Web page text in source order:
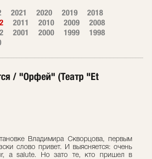
2021 2020 2019
2018
2011 2010 2009
2008
2001 2000 1999
1998
/ "Орфей" (Театр "Et
Владимира Скворцова, первым
слово привет. И выясняется: очень
а salute. Но зато те, кто пришел в